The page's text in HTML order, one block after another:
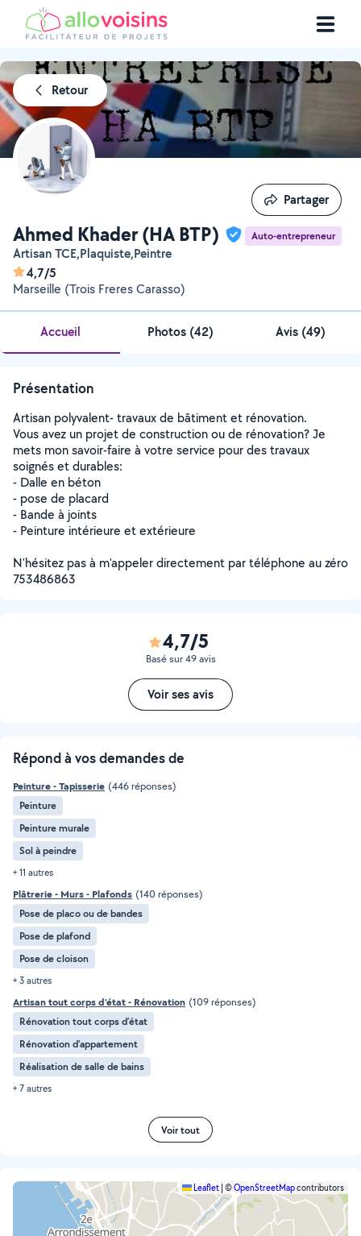
Retour
Ahmed Khader (HA BTP) Auto-entrepreneur
Artisan TCE,Plaquiste,Peintre
4,7/5
Marseille (Trois Freres Carasso)
Partager
Partager
Accueil Photos (42) Avis (49)
Présentation
Artisan polyvalent- travaux de bâtiment et rénovation.
Vous avez un projet de construction ou de rénovation? Je
mets mon savoir-faire à votre service pour des travaux
soignés et durables:
- Dalle en béton
- pose de placard
- Bande à joints
- Peinture intérieure et extérieure
N'hésitez pas à m'appeler directement par téléphone au zéro
753486863
4,7/5
Basé sur 49 avis
Voir ses avis
Répond à vos demandes de
Peinture - Tapisserie (446 réponses)
Peinture
Peinture murale
Sol à peindre
+ 11 autres
Plâtrerie - Murs - Plafonds (140 réponses)
Pose de placo ou de bandes
Pose de plafond
Pose de cloison
+ 3 autres
Artisan tout corps d'état - Rénovation (109 réponses)
Rénovation tout corps d’état
Rénovation d'appartement
Réalisation de salle de bains
+ 7 autres
Voir tout
Leaflet ©OpenStreetMapcontributors